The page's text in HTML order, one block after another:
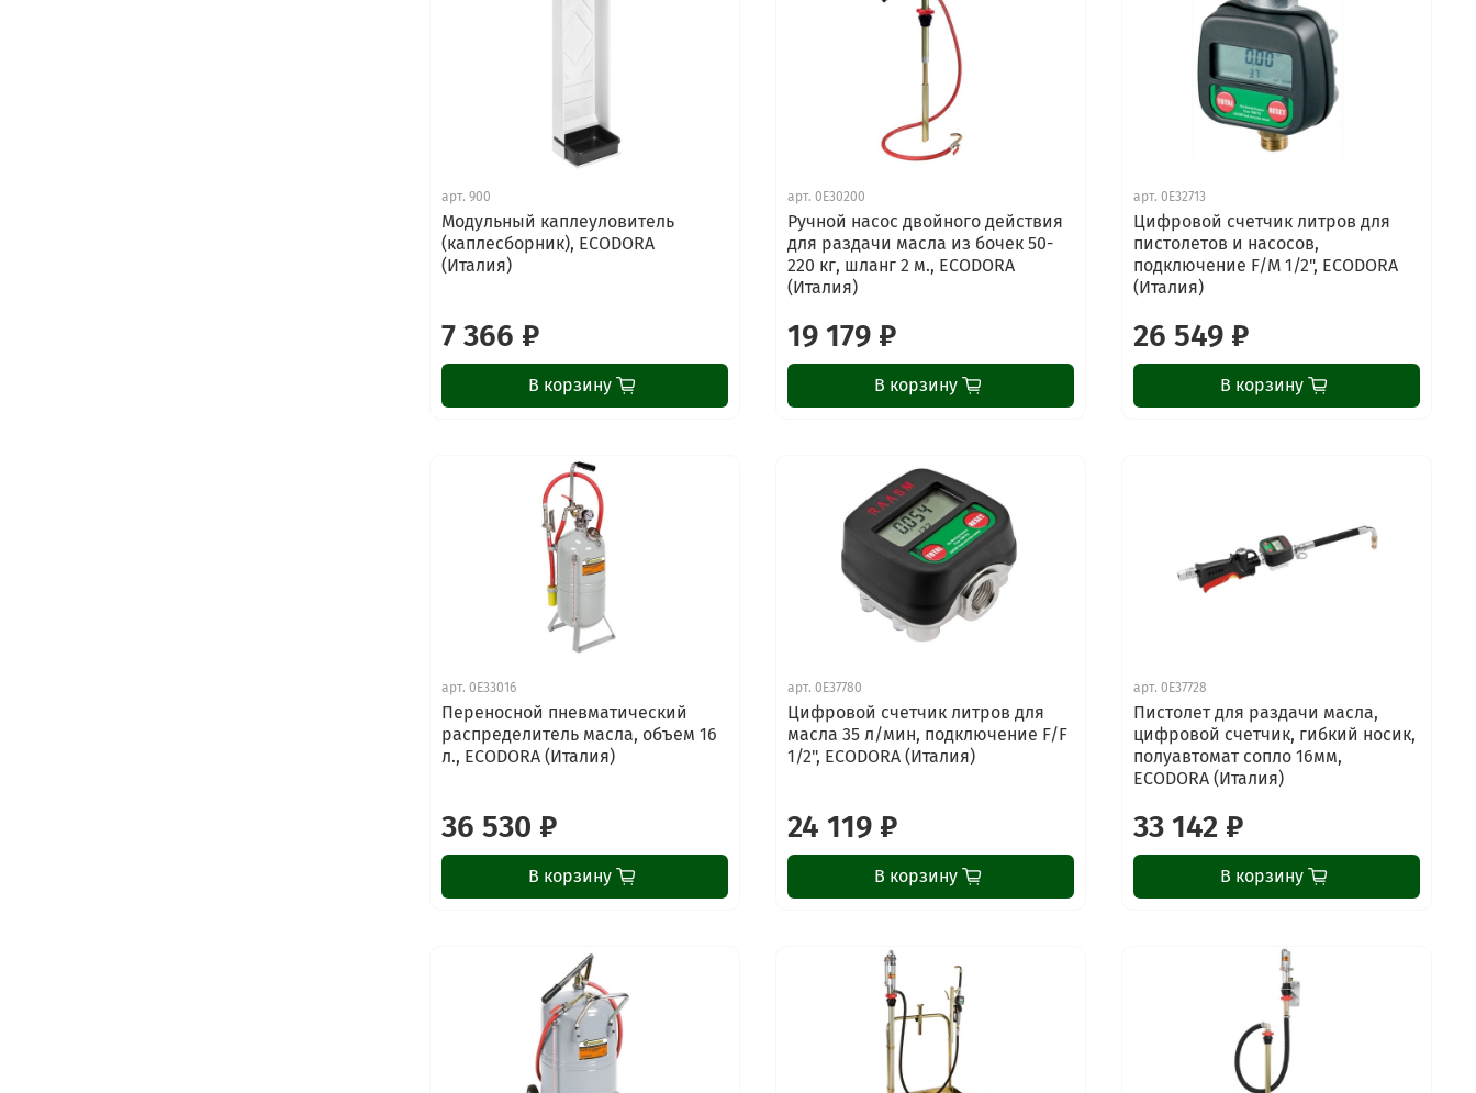
арт.900
Модульный каплеуловитель
(каплесборник), ECODORA
(Италия)
7 366 ₽
В корзину
арт.0E30200
Ручной насос двойного действия
для раздачи масла из бочек 50-
220 кг, шланг 2 м., ECODORA
(Италия)
19 179 ₽
В корзину
арт.0E32713
Цифровой счетчик литров для
пистолетов и насосов,
подключение F/M 1/2", ECODORA
(Италия)
26 549 ₽
В корзину
арт.0E33016
Переносной пневматический
распределитель масла, объем 16
л., ECODORA (Италия)
36 530 ₽
В корзину
арт.0E37780
Цифровой счетчик литров для
масла 35 л/мин, подключение F/F
1/2", ECODORA (Италия)
24 119 ₽
В корзину
арт.0E37728
Пистолет для раздачи масла,
цифровой счетчик, гибкий носик,
полуавтомат сопло 16мм,
ECODORA (Италия)
33 142 ₽
В корзину